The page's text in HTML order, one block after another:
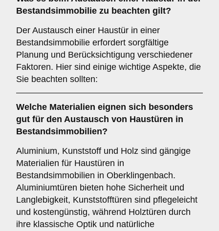
Bestandsimmobilie zu beachten gilt?
Der Austausch einer Haustür in einer
Bestandsimmobilie erfordert sorgfältige
Planung und Berücksichtigung verschiedener
Faktoren. Hier sind einige wichtige Aspekte, die
Sie beachten sollten:
Welche Materialien eignen sich besonders
gut für den Austausch von Haustüren in
Bestandsimmobilien?
Aluminium, Kunststoff und Holz sind gängige
Materialien für Haustüren in
Bestandsimmobilien in Oberklingenbach.
Aluminiumtüren bieten hohe Sicherheit und
Langlebigkeit, Kunststofftüren sind pflegeleicht
und kostengünstig, während Holztüren durch
ihre klassische Optik und natürliche